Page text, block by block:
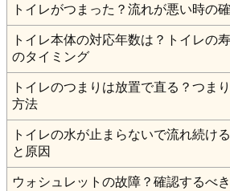
トイレがつまった？流れが悪い時の
トイレ本体の対応年数は？トイレの
のタイミング
トイレのつまりは放置で直る？つま
方法
トイレの水が止まらないで流れ続け
と原因
ウォシュレットの故障？確認するべ